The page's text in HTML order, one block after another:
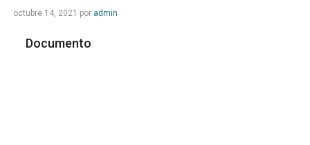
octubre 14, 2021 por admin
Documento